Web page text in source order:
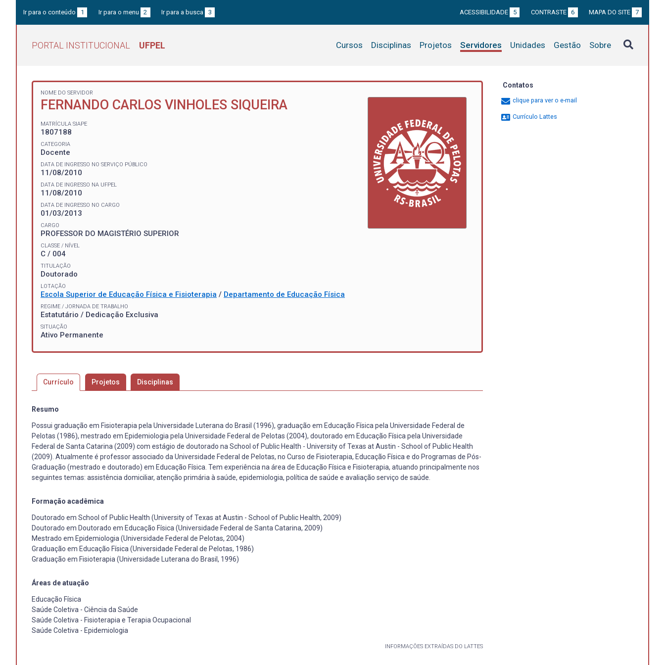
Ir para o conteúdo 1 Ir para o menu 2 Ir para a busca 3 ACESSIBILIDADE 5 CONTRASTE 6 MAPA DO SITE 7
PORTAL INSTITUCIONAL UFPEL Cursos Disciplinas Projetos Servidores Unidades Gestão Sobre
NOME DO SERVIDOR
FERNANDO CARLOS VINHOLES SIQUEIRA
MATRÍCULA SIAPE
1807188
CATEGORIA
Docente
DATA DE INGRESSO NO SERVIÇO PÚBLICO
11/08/2010
DATA DE INGRESSO NA UFPEL
11/08/2010
DATA DE INGRESSO NO CARGO
01/03/2013
CARGO
PROFESSOR DO MAGISTÉRIO SUPERIOR
CLASSE / NÍVEL
C / 004
TITULAÇÃO
Doutorado
LOTAÇÃO
Escola Superior de Educação Física e Fisioterapia / Departamento de Educação Física
REGIME / JORNADA DE TRABALHO
Estatutário / Dedicação Exclusiva
SITUAÇÃO
Ativo Permanente
Currículo Projetos Disciplinas
Resumo
Possui graduação em Fisioterapia pela Universidade Luterana do Brasil (1996), graduação em Educação Física pela Universidade Federal de
Pelotas (1986), mestrado em Epidemiologia pela Universidade Federal de Pelotas (2004), doutorado em Educação Física pela Universidade
Federal de Santa Catarina (2009) com estágio de doutorado na School of Public Health - University of Texas at Austin - School of Public Health
(2009). Atualmente é professor associado da Universidade Federal de Pelotas, no Curso de Fisioterapia, Educação Física e do Programas de Pós-
Graduação (mestrado e doutorado) em Educação Física. Tem experiência na área de Educação Física e Fisioterapia, atuando principalmente nos
seguintes temas: assistência domiciliar, atenção primária à saúde, epidemiologia, política de saúde e avaliação serviço de saúde.
Formação acadêmica
Doutorado em School of Public Health (University of Texas at Austin - School of Public Health, 2009)
Doutorado em Doutorado em Educação Física (Universidade Federal de Santa Catarina, 2009)
Mestrado em Epidemiologia (Universidade Federal de Pelotas, 2004)
Graduação em Educação Física (Universidade Federal de Pelotas, 1986)
Graduação em Fisioterapia (Universidade Luterana do Brasil, 1996)
Áreas de atuação
Educação Física
Saúde Coletiva - Ciência da Saúde
Saúde Coletiva - Fisioterapia e Terapia Ocupacional
Saúde Coletiva - Epidemiologia
INFORMAÇÕES EXTRAÍDAS DO LATTES
Contatos
clique para ver o e-mail
Currículo Lattes